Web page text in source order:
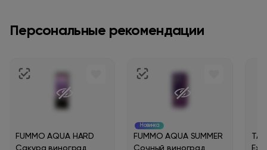
Персональные рекомендации
FUMMO AQUA HARD
Сакура виноград
Новинка
FUMMO AQUA SUMMER
Сочный виноград